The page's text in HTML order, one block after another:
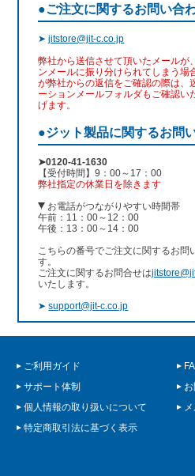
●ご注文に関するお問い合
➤jitstore@jit-c.co.jp
弊社から送信させて頂いたメールが
ンメールに振り分けられてしまう場
が弊社からの返信をご確認の際は、
ーションメールフォルダもご確認い
げます。
●ジット製品に関するお問
➤0120-41-1630
【受付時間】9：00～17：00
弊社指定の休業日を除きます
お電話がつながりやすい時間帯
午前：11：00～12：00
午後：13：00～14：00
こちらの番号でご注文に関するお問
す。
ご注文に関するお問合せは
いたします。
➤support@jit-c.co.jp
ご利用ガイド
サポート体制
個人情報の取り扱いについて
特定商取引法に基づく表示